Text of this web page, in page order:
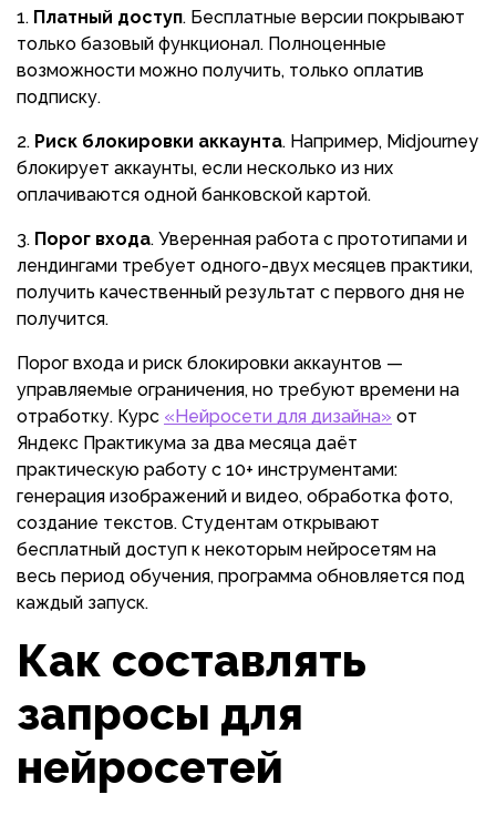
Платный доступ. Бесплатные версии покрывают
только базовый функционал. Полноценные
возможности можно получить, только оплатив
подписку.
Риск блокировки аккаунта. Например, Midjourney
блокирует аккаунты, если несколько из них
оплачиваются одной банковской картой.
Порог входа. Уверенная работа с прототипами и
лендингами требует одного-двух месяцев практики,
получить качественный результат с первого дня не
получится.
Порог входа и риск блокировки аккаунтов —
управляемые ограничения, но требуют времени на
отработку. Курс «Нейросети для дизайна» от
Яндекс Практикума за два месяца даёт
практическую работу с 10+ инструментами:
генерация изображений и видео, обработка фото,
создание текстов. Студентам открывают
бесплатный доступ к некоторым нейросетям на
весь период обучения, программа обновляется под
каждый запуск.
Как составлять
запросы для
нейросетей